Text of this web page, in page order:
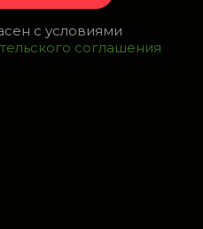
с условиями
соглашения